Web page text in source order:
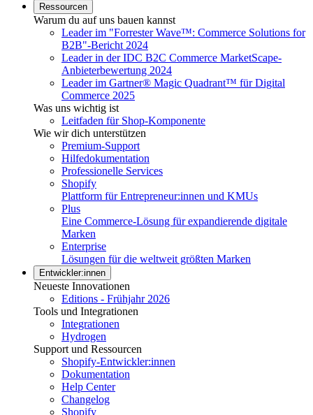
Ressourcen
Warum du auf uns bauen kannst
Leader im "Forrester Wave™: Commerce Solutions for
B2B"-Bericht 2024
Leader in der IDC B2C Commerce MarketScape-
Anbieterbewertung 2024
Leader im Gartner® Magic Quadrant™ für Digital
Commerce 2025
Was uns wichtig ist
Leitfaden für Shop-Komponente
Wie wir dich unterstützen
Premium-Support
Hilfedokumentation
Professionelle Services
Shopify
Plattform für Entrepreneur:innen und KMUs
Plus
Eine Commerce-Lösung für expandierende digitale
Marken
Enterprise
Lösungen für die weltweit größten Marken
Entwickler:innen
Neueste Innovationen
Editions - Frühjahr 2026
Tools und Integrationen
Integrationen
Hydrogen
Support und Ressourcen
Shopify-Entwickler:innen
Dokumentation
Help Center
Changelog
Shopify